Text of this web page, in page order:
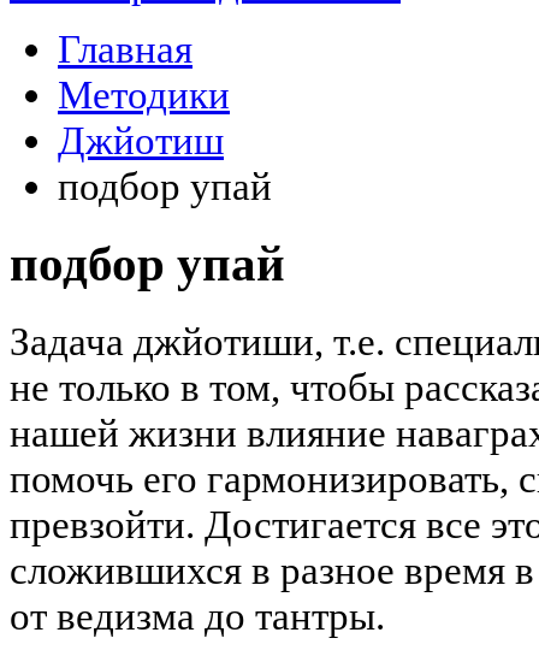
Главная
Методики
Джйотиш
подбор упай
подбор упай
Задача джйотиши, т.е.
не только в том, чтобы
нашей жизни влияние
помочь его гармонизировать,
превзойти. Достигается все
сложившихся в разное время
от ведизма до тантры.